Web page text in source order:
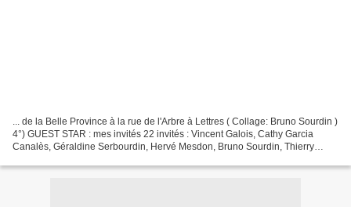
... de la Belle Province à la rue de l'Arbre à Lettres ( Collage: Bruno Sourdin )
4°) GUEST STAR : mes invités 22 invités : Vincent Galois, Cathy Garcia
Canalès, Géraldine Serbourdin, Hervé Mesdon, Bruno Sourdin, Thierry